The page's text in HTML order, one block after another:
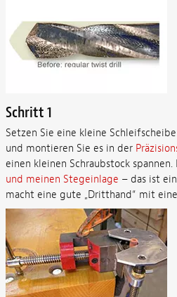
Schritt 1
Setzen Sie eine kleine
und montieren Sie es in der
einen kleinen Schraubstock
und meinen Stegeinlage – das ist
macht eine gute „Dritthand“ mit